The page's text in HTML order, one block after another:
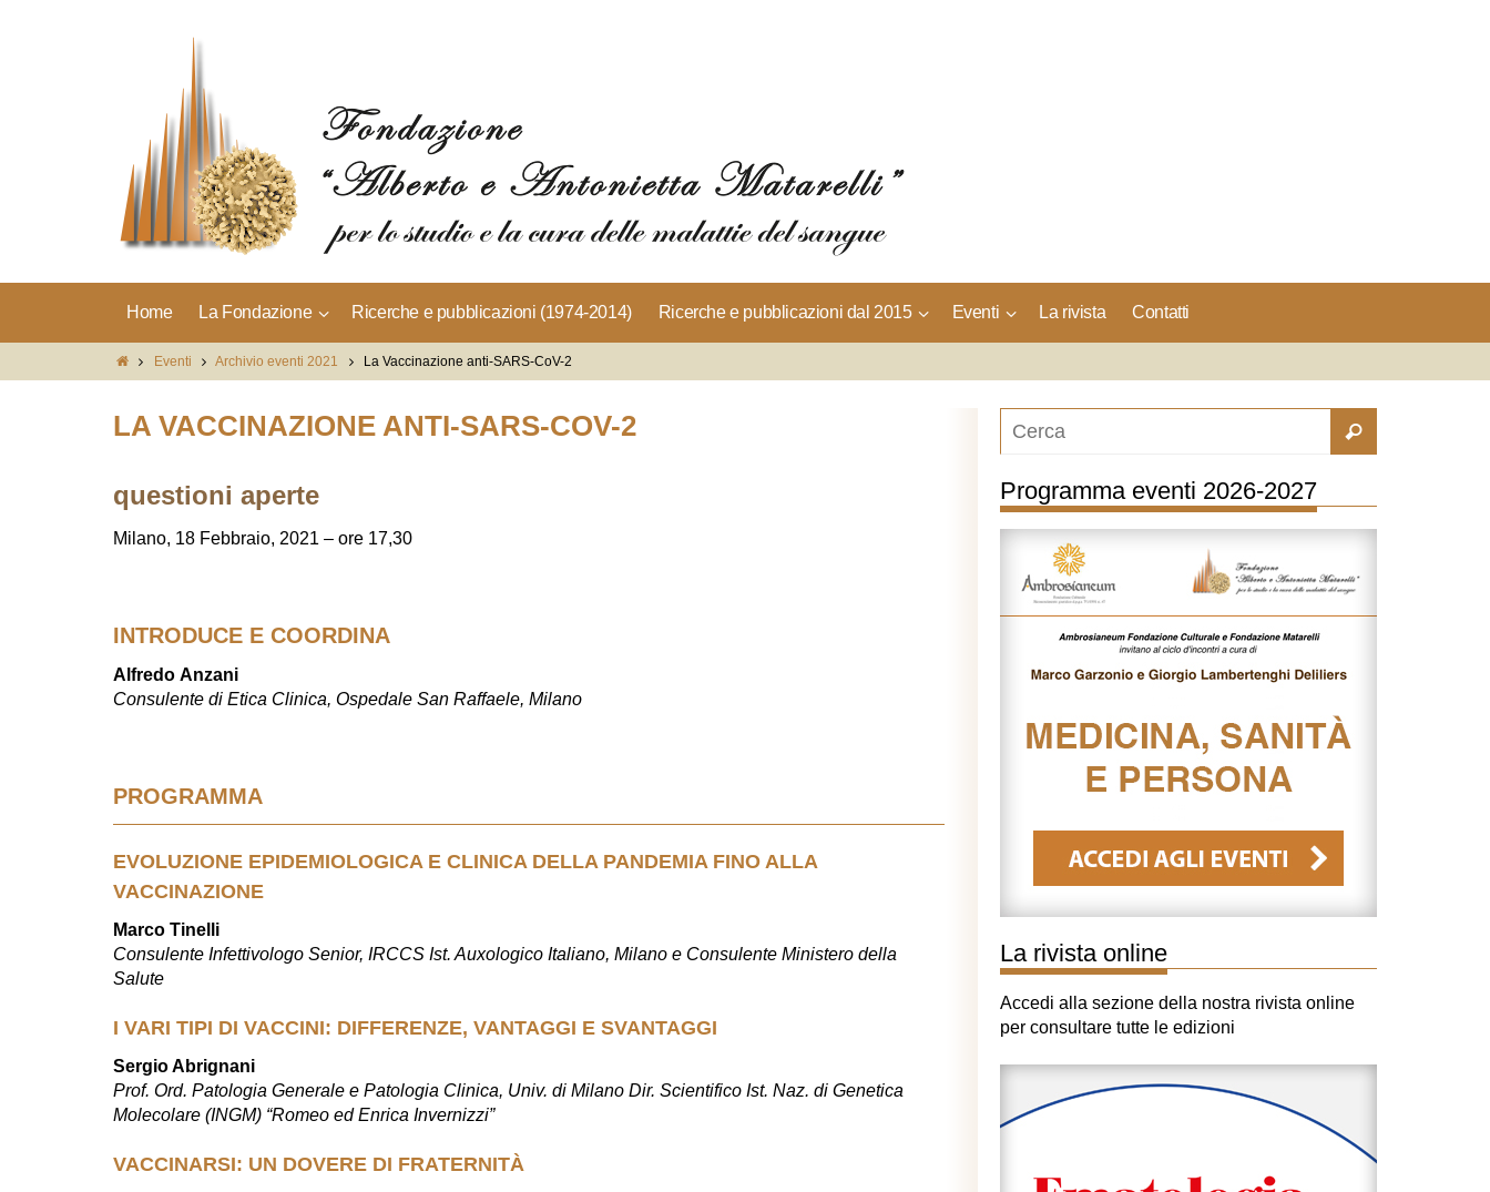
Home La Fondazione Ricerche e pubblicazioni (1974-2014) Ricerche e pubblicazioni dal 2015 Eventi La rivista Contatti
Eventi Archivio eventi 2021 La Vaccinazione anti-SARS-CoV-2
LA VACCINAZIONE ANTI-SARS-COV-2
questioni aperte
Milano, 18 Febbraio, 2021 – ore 17,30
INTRODUCE E COORDINA
Alfredo Anzani
Consulente di Etica Clinica, Ospedale San Raffaele, Milano
PROGRAMMA
EVOLUZIONE EPIDEMIOLOGICA E CLINICA DELLA PANDEMIA FINO ALLA
VACCINAZIONE
Marco Tinelli
Consulente Infettivologo Senior, IRCCS Ist. Auxologico Italiano, Milano e Consulente Ministero della
Salute
I VARI TIPI DI VACCINI: DIFFERENZE, VANTAGGI E SVANTAGGI
Sergio Abrignani
Prof. Ord. Patologia Generale e Patologia Clinica, Univ. di Milano Dir. Scientifico Ist. Naz. di Genetica
Molecolare (INGM) “Romeo ed Enrica Invernizzi”
VACCINARSI: UN DOVERE DI FRATERNITÀ
Programma eventi 2026-2027
La rivista online
Accedi alla sezione della nostra rivista online
per consultare tutte le edizioni